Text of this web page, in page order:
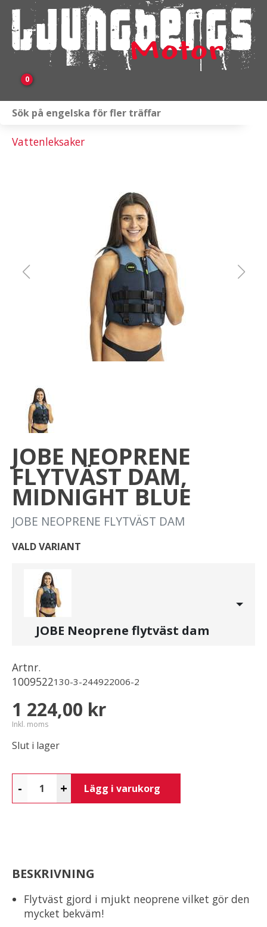
0
Släpvagnar & Skylift
Vattenleksaker
JOBE NEOPRENE
FLYTVÄST DAM,
MIDNIGHT BLUE
JOBE NEOPRENE FLYTVÄST DAM
VALD VARIANT
JOBE Neoprene flytväst dam
Artnr.
1009522130-3-244922006-2
1 224,00 kr
Inkl. moms
Slut i lager
- + Lägg i varukorg
BESKRIVNING
Flytväst gjord i mjukt neoprene vilket gör den
mycket bekväm!